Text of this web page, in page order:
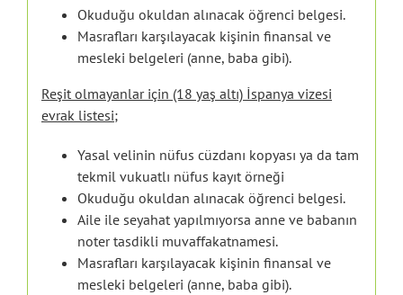
Okuduğu okuldan alınacak öğrenci belgesi.
Masrafları karşılayacak kişinin finansal ve
mesleki belgeleri (anne, baba gibi).
Reşit olmayanlar için (18 yaş altı) İspanya vizesi
evrak listesi;
Yasal velinin nüfus cüzdanı kopyası ya da tam
tekmil vukuatlı nüfus kayıt örneği
Okuduğu okuldan alınacak öğrenci belgesi.
Aile ile seyahat yapılmıyorsa anne ve babanın
noter tasdikli muvaffakatnamesi.
Masrafları karşılayacak kişinin finansal ve
mesleki belgeleri (anne, baba gibi).